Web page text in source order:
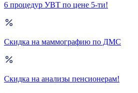
6 процедур УВТ по цене 5-ти!
Скидка на маммографию по ДМС
Скидка на анализы пенсионерам!